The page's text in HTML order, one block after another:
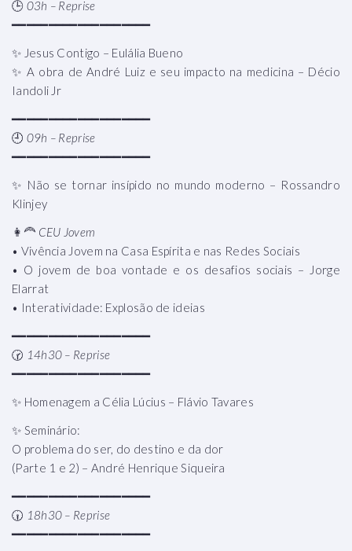
🕒 03h – Reprise
━━━━━━━━━━━━━━━━━━━
✨ Jesus Contigo – Eulália Bueno
✨ A obra de André Luiz e seu impacto na medicina – Décio
Iandoli Jr
━━━━━━━━━━━━━━━━━━━
🕘 09h – Reprise
━━━━━━━━━━━━━━━━━━━
✨ Não se tornar insípido no mundo moderno – Rossandro
Klinjey
👩‍🦰 CEU Jovem
• Vivência Jovem na Casa Espírita e nas Redes Sociais
• O jovem de boa vontade e os desafios sociais – Jorge
Elarrat
• Interatividade: Explosão de ideias
━━━━━━━━━━━━━━━━━━━
🕝 14h30 – Reprise
━━━━━━━━━━━━━━━━━━━
✨ Homenagem a Célia Lúcius – Flávio Tavares
✨ Seminário:
O problema do ser, do destino e da dor
(Parte 1 e 2) – André Henrique Siqueira
━━━━━━━━━━━━━━━━━━━
🕡 18h30 – Reprise
━━━━━━━━━━━━━━━━━━━